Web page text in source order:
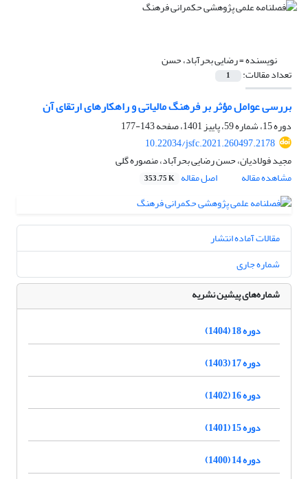
نویسنده =رضایی بحرآباد، حسن
تعداد مقالات: 1
بررسی عوامل مؤثر بر فرهنگ مالیاتی و راهکار‌های ارتقای آن
دوره 15، شماره 59، پاییز 1401، صفحه
143-177
10.22034/jsfc.2021.260497.2178
مجید فولادیان، حسن رضایی بحرآباد، منصوره گلی
مشاهده مقاله
اصل مقاله 353.75 K
مقالات آماده انتشار
شماره جاری
شماره‌های پیشین نشریه
دوره 18 (1404)
دوره 17 (1403)
دوره 16 (1402)
دوره 15 (1401)
دوره 14 (1400)